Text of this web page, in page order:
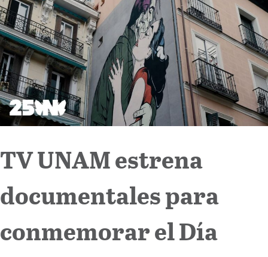
Colaboradores
Internacional
Cultura
TV UNAM estrena
documentales para
conmemorar el Día